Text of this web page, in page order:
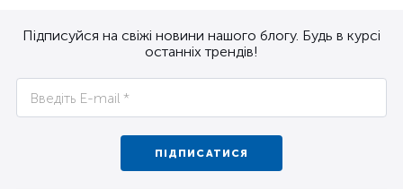
Підписуйся на свіжі новини нашого блогу. Будь в курсі
останніх трендів!
ПІДПИСАТИСЯ